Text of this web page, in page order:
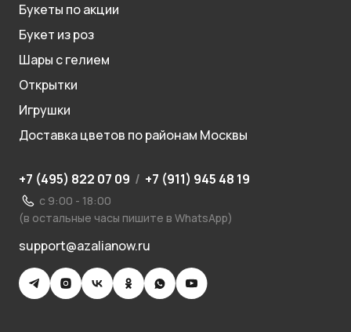
Букеты по акции
Букет из роз
Шары с гелием
Открытки
Игрушки
Доставка цветов по районам Москвы
+7 (495) 822 07 09 / +7 (911) 945 48 19
с 9:00 - 18:00
(в остальные часы пишите в WhatsApp)
support@azalianow.ru